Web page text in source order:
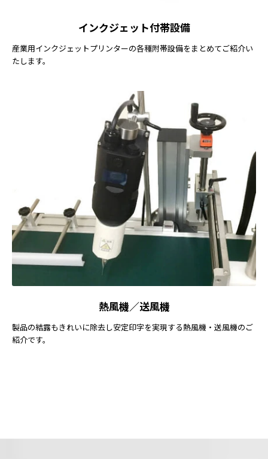
インクジェット付帯設備
産業用インクジェットプリンターの各種附帯設備をまとめてご紹介い
たします。
熱風機／送風機
製品の結露もきれいに除去し安定印字を実現する熱風機・送風機のご
紹介です。